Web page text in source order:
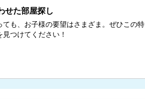
せた部屋探し
ても、お子様の要望はさまざま。ぜひこの特
つけてください！